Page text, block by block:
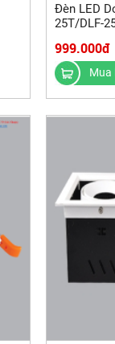
Đèn LED
25T/DLF-
999.000đ
Mua